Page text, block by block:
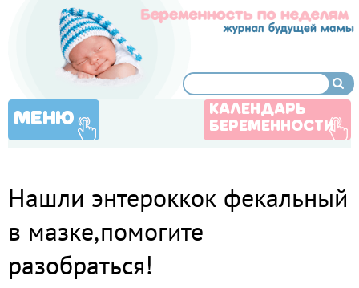
МЕНЮ
КАЛЕНДАРЬ
БЕРЕМЕННОСТИ
Нашли энтероккок фекальный
в мазке,помогите
разобраться!